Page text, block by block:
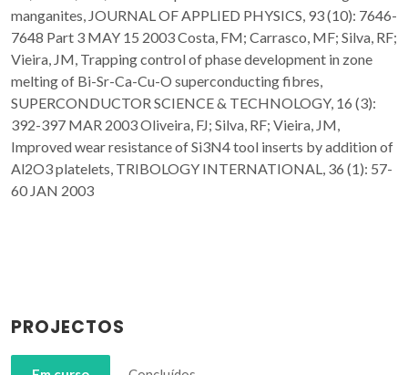
manganites, JOURNAL OF APPLIED PHYSICS, 93 (10): 7646-
7648 Part 3 MAY 15 2003 Costa, FM; Carrasco, MF; Silva, RF;
Vieira, JM, Trapping control of phase development in zone
melting of Bi-Sr-Ca-Cu-O superconducting fibres,
SUPERCONDUCTOR SCIENCE & TECHNOLOGY, 16 (3):
392-397 MAR 2003 Oliveira, FJ; Silva, RF; Vieira, JM,
Improved wear resistance of Si3N4 tool inserts by addition of
Al2O3 platelets, TRIBOLOGY INTERNATIONAL, 36 (1): 57-
60 JAN 2003
PROJECTOS